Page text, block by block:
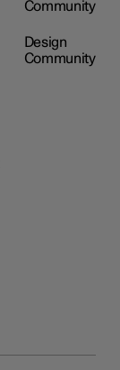
Community
Design
Community